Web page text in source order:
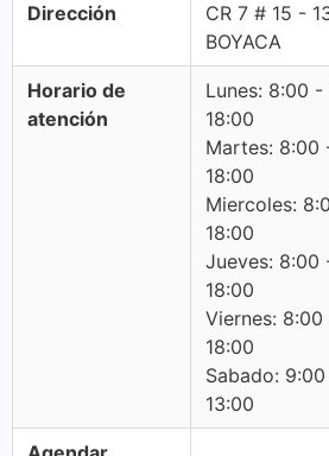
Dirección
CR 7 # 15 -
BOYACA
Horario de
atención
Lunes: 8:00
18:00
Martes: 8:00
18:00
Miercoles:
18:00
Jueves: 8:00
18:00
Viernes:
18:00
Sabado:
13:00